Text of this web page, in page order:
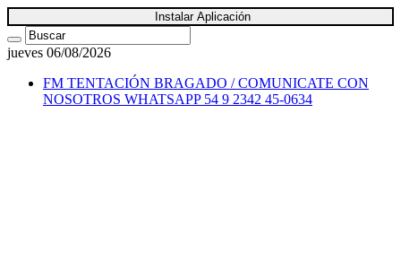
Instalar Aplicación
jueves 06/08/2026
FM TENTACIÓN BRAGADO / COMUNICATE CON
NOSOTROS WHATSAPP 54 9 2342 45-0634